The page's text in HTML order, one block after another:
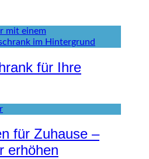
für Ihre
für Zuhause –
erhöhen